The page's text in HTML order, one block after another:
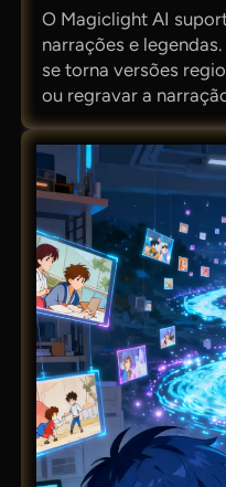
O Magiclight AI
narrações e
se torna versões
ou regravar a